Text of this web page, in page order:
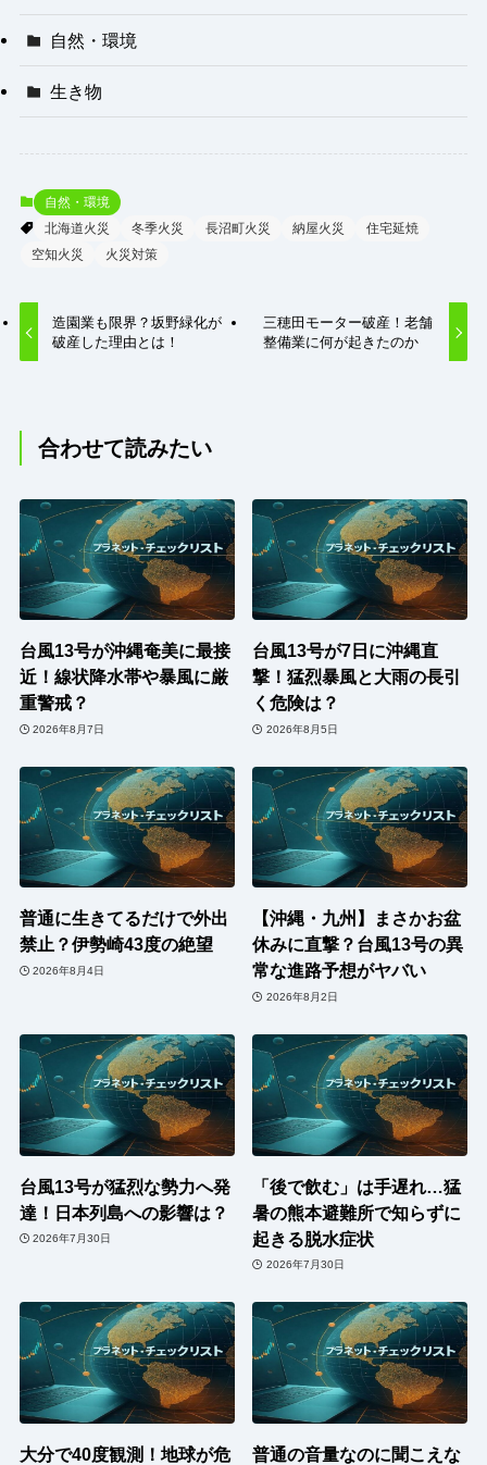
自然・環境
生き物
自然・環境
北海道火災
冬季火災 長沼町火災 納屋火災
住宅延焼
空知火災
火災対策
造園業も限界？坂野緑化が
破産した理由とは！
三穂田モーター破産！老舗
整備業に何が起きたのか
合わせて読みたい
台風13号が沖縄奄美に最接
近！線状降水帯や暴風に厳
重警戒？
2026年8月7日
台風13号が7日に沖縄直
撃！猛烈暴風と大雨の長引
く危険は？
2026年8月5日
普通に生きてるだけで外出
禁止？伊勢崎43度の絶望
2026年8月4日
【沖縄・九州】まさかお盆
休みに直撃？台風13号の異
常な進路予想がヤバい
2026年8月2日
台風13号が猛烈な勢力へ発
達！日本列島への影響は？
2026年7月30日
「後で飲む」は手遅れ…猛
暑の熊本避難所で知らずに
起きる脱水症状
2026年7月30日
大分で40度観測！地球が危
普通の音量なのに聞こえな